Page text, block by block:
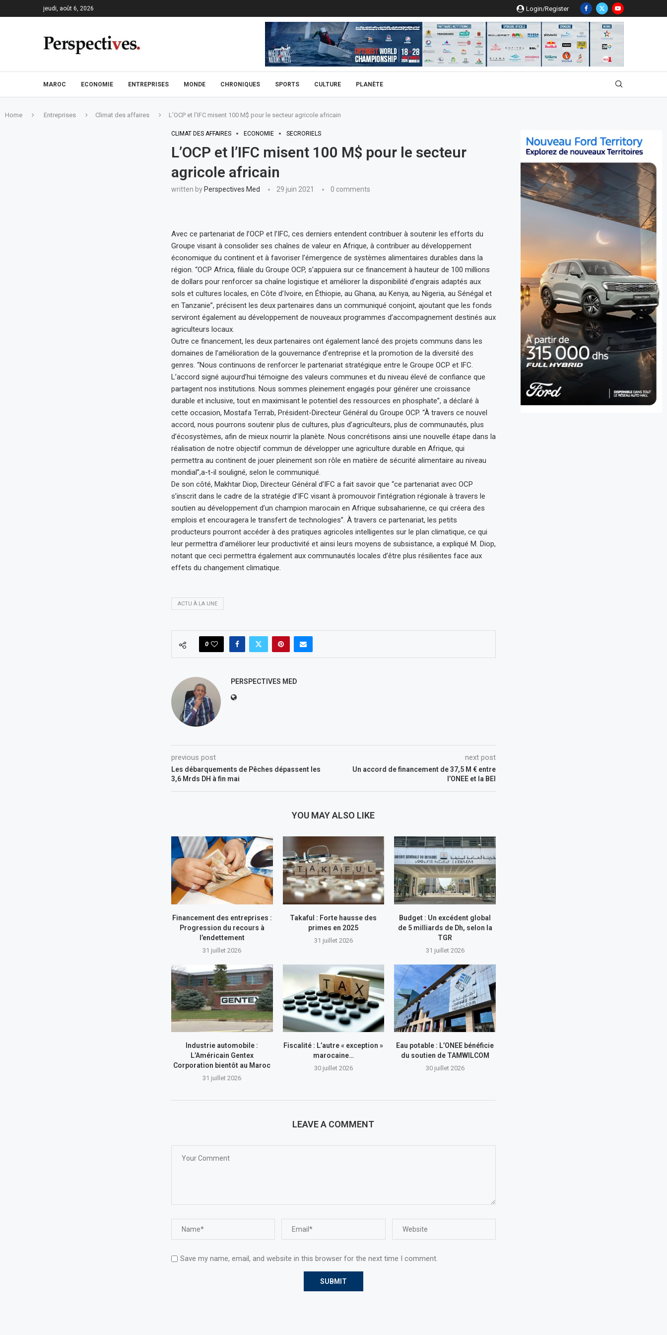
jeudi, août 6, 2026 Login/Register
MAROC ECONOMIE ENTREPRISES MONDE CHRONIQUES SPORTS CULTURE PLANÈTE
Home Entreprises Climat des affaires L’OCP et l’IFC misent 100 M$ pour le secteur agricole africain
CLIMAT DES AFFAIRES ECONOMIE SECRORIELS
L’OCP et l’IFC misent 100 M$ pour le secteur
agricole africain
written by Perspectives Med 29 juin 2021 0 comments
Avec ce partenariat de l’OCP et l’IFC, ces derniers entendent contribuer à soutenir les efforts du
Groupe visant à consolider ses chaînes de valeur en Afrique, à contribuer au développement
économique du continent et à favoriser l’émergence de systèmes alimentaires durables dans la
région. “OCP Africa, filiale du Groupe OCP, s’appuiera sur ce financement à hauteur de 100 millions
de dollars pour renforcer sa chaîne logistique et améliorer la disponibilité d’engrais adaptés aux
sols et cultures locales, en Côte d’Ivoire, en Éthiopie, au Ghana, au Kenya, au Nigeria, au Sénégal et
en Tanzanie”, précisent les deux partenaires dans un communiqué conjoint, ajoutant que les fonds
serviront également au développement de nouveaux programmes d’accompagnement destinés aux
agriculteurs locaux.
Outre ce financement, les deux partenaires ont également lancé des projets communs dans les
domaines de l’amélioration de la gouvernance d’entreprise et la promotion de la diversité des
genres. “Nous continuons de renforcer le partenariat stratégique entre le Groupe OCP et IFC.
L’accord signé aujourd’hui témoigne des valeurs communes et du niveau élevé de confiance que
partagent nos institutions. Nous sommes pleinement engagés pour générer une croissance
durable et inclusive, tout en maximisant le potentiel des ressources en phosphate”, a déclaré à
cette occasion, Mostafa Terrab, Président-Directeur Général du Groupe OCP. “À travers ce nouvel
accord, nous pourrons soutenir plus de cultures, plus d’agriculteurs, plus de communautés, plus
d’écosystèmes, afin de mieux nourrir la planète. Nous concrétisons ainsi une nouvelle étape dans la
réalisation de notre objectif commun de développer une agriculture durable en Afrique, qui
permettra au continent de jouer pleinement son rôle en matière de sécurité alimentaire au niveau
mondial”,a-t-il souligné, selon le communiqué.
De son côté, Makhtar Diop, Directeur Général d’IFC a fait savoir que “ce partenariat avec OCP
s’inscrit dans le cadre de la stratégie d’IFC visant à promouvoir l’intégration régionale à travers le
soutien au développement d’un champion marocain en Afrique subsaharienne, ce qui créera des
emplois et encouragera le transfert de technologies”. À travers ce partenariat, les petits
producteurs pourront accéder à des pratiques agricoles intelligentes sur le plan climatique, ce qui
leur permettra d’améliorer leur productivité et ainsi leurs moyens de subsistance, a expliqué M. Diop,
notant que ceci permettra également aux communautés locales d’être plus résilientes face aux
effets du changement climatique.
ACTU À LA UNE
0
PERSPECTIVES MED
previous post
Les débarquements de Pêches dépassent les
3,6 Mrds DH à fin mai
next post
Un accord de financement de 37,5 M € entre
l’ONEE et la BEI
YOU MAY ALSO LIKE
Financement des entreprises :
Progression du recours à
l’endettement
31 juillet 2026
Takaful : Forte hausse des
primes en 2025
31 juillet 2026
Budget : Un excédent global
de 5 milliards de Dh, selon la
TGR
31 juillet 2026
Industrie automobile :
L’Américain Gentex
Corporation bientôt au Maroc
31 juillet 2026
Fiscalité : L’autre « exception »
marocaine…
30 juillet 2026
Eau potable : L’ONEE bénéficie
du soutien de TAMWILCOM
30 juillet 2026
LEAVE A COMMENT
Save my name, email, and website in this browser for the next time I comment.